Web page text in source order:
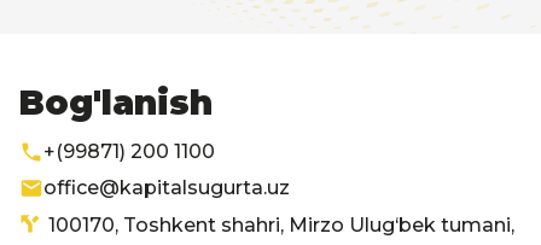
Bog'lanish
+(99871) 200 1100
office@kapitalsugurta.uz
100170, Toshkent shahri, Mirzo Ulug‘bek tumani,